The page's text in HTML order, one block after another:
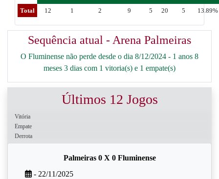
Total 12 1 2 9 5 20 5 13.89%
Sequência atual - Arena Palmeiras
O Fluminense não perde desde o dia 8/12/2024 - 1 anos 8
meses 3 dias com 1 vitoria(s) e 1 empate(s)
Últimos 12 Jogos
Vitória
Empate
Derrota
Palmeiras 0 X 0 Fluminense
- 22/11/2025